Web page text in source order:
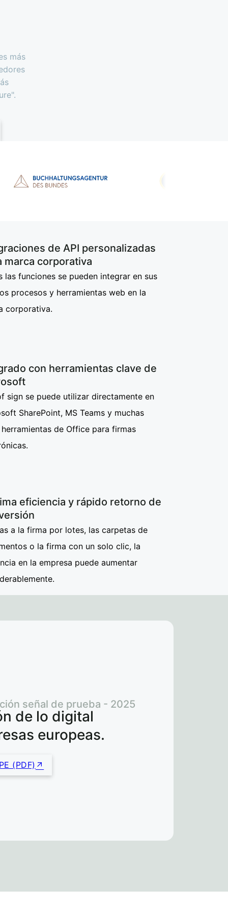
más
de API personalizadas
marca corporativa
las funciones se pueden integrar en sus
procesos y herramientas web en la
corporativa.
con herramientas clave de
sign se puede utilizar directamente en
SharePoint, MS Teams y muchas
de Office para firmas
eficiencia y rápido retorno de
a la firma por lotes, las carpetas de
o la firma con un solo clic, la
en la empresa puede aumentar
de lo digital
europeas.
señal de prueba - 2025
(PDF)